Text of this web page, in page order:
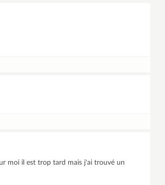
moi il est trop tard mais j'ai trouvé un